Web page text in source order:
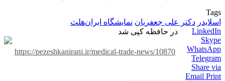
Tags
اسلایدر دکتر علی جعفریان نمایشگاه ایران‌هلث
در حافظه کپی شد
https://pezeshkanirani.ir/medical-trade-news/10870
LinkedIn
Skype
WhatsApp
Telegram
Share via
Email Print